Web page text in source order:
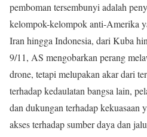
pemboman tersembunyi adalah
kelompok-kelompok anti-Amerika
Iran hingga Indonesia, dari Kuba
9/11, AS mengobarkan perang
drone, tetapi melupakan akar dari
terhadap kedaulatan bangsa lain,
dan dukungan terhadap kekuasaan
akses terhadap sumber daya dan